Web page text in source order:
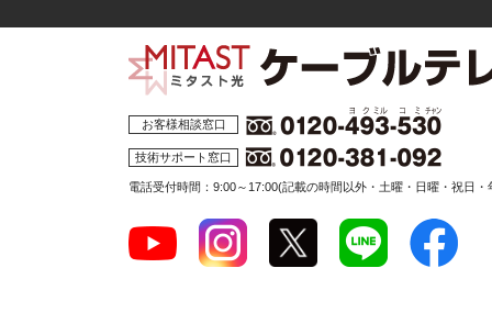
お客様相談窓口
技術サポート窓口
電話受付時間：9:00～17:00(記載の時間以外・土曜・日曜・祝日